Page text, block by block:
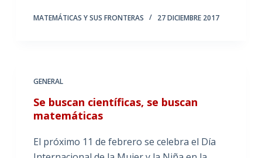
MATEMÁTICAS Y SUS FRONTERAS 27 DICIEMBRE 2017
GENERAL
Se buscan científicas, se buscan
matemáticas
El próximo 11 de febrero se celebra el Día